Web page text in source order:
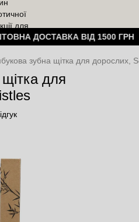
ДОСТАВКА ВІД 1500
зубна щітка для дорослих,
для